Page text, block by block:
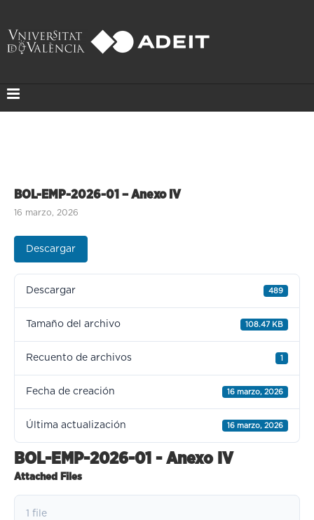
BOL-EMP-2026-01 – Anexo IV
16 marzo, 2026
Descargar
Descargar 489
Tamaño del archivo 108.47 KB
Recuento de archivos 1
Fecha de creación 16 marzo, 2026
Última actualización 16 marzo, 2026
BOL-EMP-2026-01 - Anexo IV
Attached Files
1 file